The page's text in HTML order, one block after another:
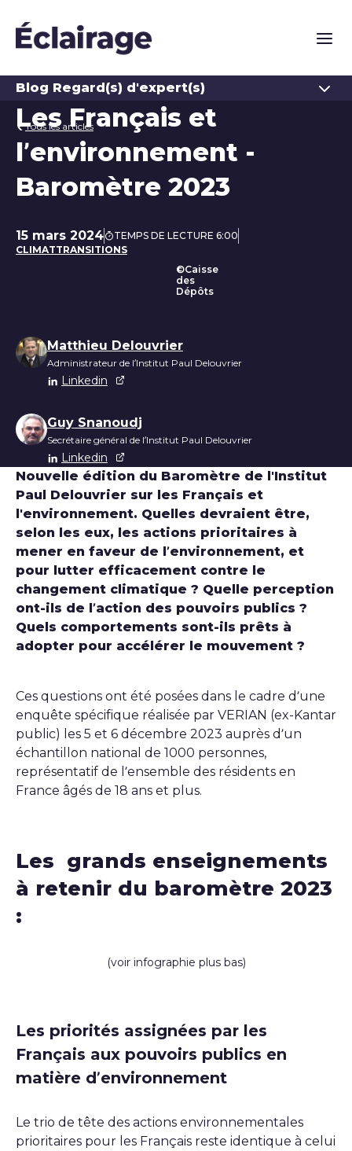
Blog Regard(s) d'expert(s)
Tous les articles
Les Français et
l’environnement -
Baromètre 2023
Date de publication
15 mars 2024
TEMPS DE LECTURE 6:00
CLIMATTRANSITIONS
©Caisse
des
Dépôts
Liste des auteurs
Matthieu Delouvrier
Administrateur de l’Institut Paul Delouvrier
Linkedin
Guy Snanoudj
Secrétaire général de l’Institut Paul Delouvrier
Linkedin
Nouvelle édition du Baromètre de l'Institut
Paul Delouvrier sur les Français et
l'environnement. Quelles devraient être,
selon les eux, les actions prioritaires à
mener en faveur de l’environnement, et
pour lutter efficacement contre le
changement climatique ? Quelle perception
ont-ils de l’action des pouvoirs publics ?
Quels comportements sont-ils prêts à
adopter pour accélérer le mouvement ?
Ces questions ont été posées dans le cadre d’une
enquête spécifique réalisée par VERIAN (ex-Kantar
public) les 5 et 6 décembre 2023 auprès d’un
échantillon national de 1000 personnes,
représentatif de l’ensemble des résidents en
France âgés de 18 ans et plus.
Les grands enseignements
à retenir du baromètre 2023
:
(voir infographie plus bas)
Les priorités assignées par les
Français aux pouvoirs publics en
matière d’environnement
Le trio de tête des actions environnementales
prioritaires pour les Français reste identique à celui